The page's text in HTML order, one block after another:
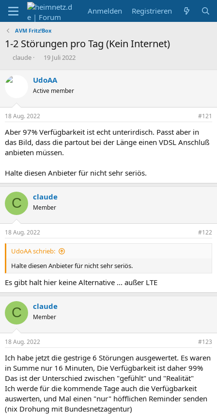
Anmelden Registrieren
AVM Fritz!Box
1-2 Störungen pro Tag (Kein Internet)
E
t
l
e
claude
E
t
e
l
m
19 Juli 2022
UdoAA
Active member
18 Aug. 2022 #121
Aber 97% Verfügbarkeit ist echt unterirdisch. Passt aber in
das Bild, dass die partout bei der Länge einen VDSL Anschluß
anbieten müssen.
Halte diesen Anbieter für nicht sehr seriös.
C claude
Member
18 Aug. 2022 #122
UdoAA schrieb:
Halte diesen Anbieter für nicht sehr seriös.
Es gibt halt hier keine Alternative ... außer LTE
C claude
Member
18 Aug. 2022 #123
Ich habe jetzt die gestrige 6 Störungen ausgewertet. Es waren
in Summe nur 16 Minuten, Die Verfügbarkeit ist daher 99%
Das ist der Unterschied zwischen "gefühlt" und "Realität"
Ich werde für die kommende Tage auch die Verfügbarkeit
auswerten, und Mal einen "nur" höfflichen Reminder senden
(nix Drohung mit Bundesnetzagentur)